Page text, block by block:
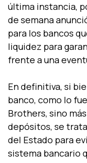
última instancia,
de semana
para los bancos
liquidez para
frente a una
En definitiva, si
banco, como lo
Brothers, sino
depósitos, se
del Estado para
sistema bancario